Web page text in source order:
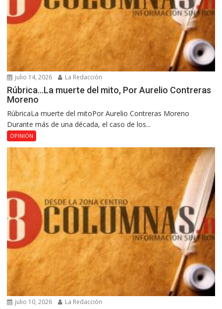
julio 14, 2026 La Redacción
Rúbrica…La muerte del mito, Por Aurelio Contreras
Moreno
RúbricaLa muerte del mitoPor Aurelio Contreras Moreno
Durante más de una década, el caso de los...
OPINIÓN
julio 10, 2026 La Redacción